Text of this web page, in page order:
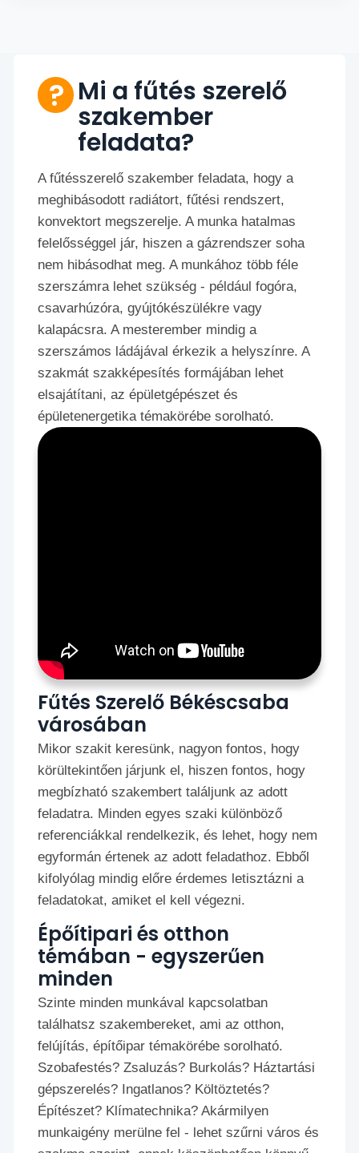
Mi a fűtés szerelő
szakember
feladata?
A fűtésszerelő szakember feladata, hogy a
meghibásodott radiátort, fűtési rendszert,
konvektort megszerelje. A munka hatalmas
felelősséggel jár, hiszen a gázrendszer soha
nem hibásodhat meg. A munkához több féle
szerszámra lehet szükség - például fogóra,
csavarhúzóra, gyújtókészülékre vagy
kalapácsra. A mesterember mindig a
szerszámos ládájával érkezik a helyszínre. A
szakmát szakképesítés formájában lehet
elsajátítani, az épületgépészet és
épületenergetika témakörébe sorolható.
Fűtés Szerelő Békéscsaba
városában
Mikor szakit keresünk, nagyon fontos, hogy
körültekintően járjunk el, hiszen fontos, hogy
megbízható szakembert találjunk az adott
feladatra. Minden egyes szaki különböző
referenciákkal rendelkezik, és lehet, hogy nem
egyformán értenek az adott feladathoz. Ebből
kifolyólag mindig előre érdemes letisztázni a
feladatokat, amiket el kell végezni.
Épőítipari és otthon
témában - egyszerűen
minden
Szinte minden munkával kapcsolatban
találhatsz szakembereket, ami az otthon,
felújítás, építőipar témakörébe sorolható.
Szobafestés? Zsaluzás? Burkolás? Háztartási
gépszerelés? Ingatlanos? Költöztetés?
Építészet? Klímatechnika? Akármilyen
munkaigény merülne fel - lehet szűrni város és